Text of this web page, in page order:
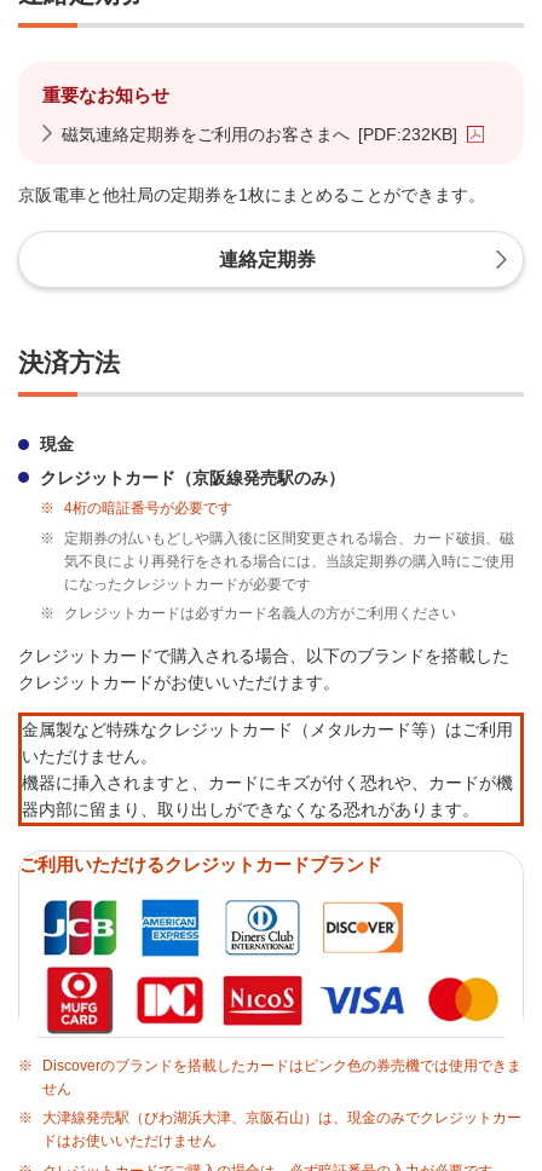
重要なお知らせ
磁気連絡定期券をご利用のお客さまへ [PDF:232KB]
京阪電車と他社局の定期券を1枚にまとめることができます。
連絡定期券
決済方法
現金
クレジットカード（京阪線発売駅のみ）
※
4桁の暗証番号が必要です
※
定期券の払いもどしや購入後に区間変更される場合、カード破損、磁
気不良により再発行をされる場合には、当該定期券の購入時にご使用
になったクレジットカードが必要です
※
クレジットカードは必ずカード名義人の方がご利用ください
クレジットカードで購入される場合、以下のブランドを搭載した
クレジットカードがお使いいただけます。
金属製など特殊なクレジットカード（メタルカード等）はご利用
いただけません。
機器に挿入されますと、カードにキズが付く恐れや、カードが機
器内部に留まり、取り出しができなくなる恐れがあります。
ご利用いただけるクレジットカードブランド
※
Discoverのブランドを搭載したカードはピンク色の券売機では使用できま
せん
※
大津線発売駅（びわ湖浜大津、京阪石山）は、現金のみでクレジットカー
ドはお使いいただけません